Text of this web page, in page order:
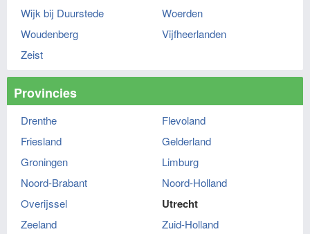
Wijk bij Duurstede
Woerden
Woudenberg
Vijfheerlanden
Zeist
Provincies
Drenthe
Flevoland
Friesland
Gelderland
Groningen
Limburg
Noord-Brabant
Noord-Holland
Overijssel
Utrecht
Zeeland Zuid-Holland